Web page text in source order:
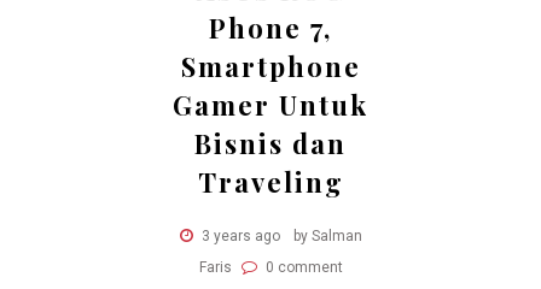
Phone 7,
Smartphone
Gamer Untuk
Bisnis dan
Traveling
3 years ago
by Salman
Faris
0 comment